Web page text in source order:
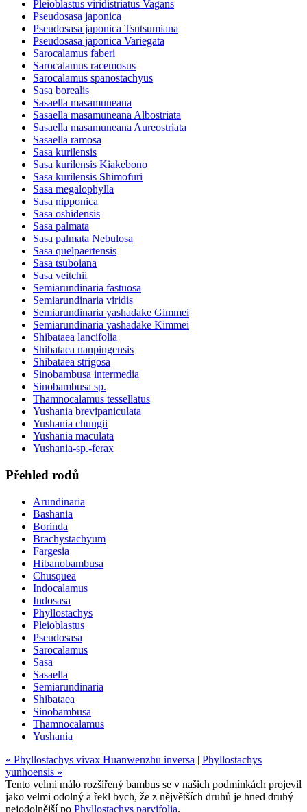
Pleioblastus viridistriatus Vagans
Pseudosasa japonica
Pseudosasa japonica Tsutsumiana
Pseudosasa japonica Variegata
Sarocalamus faberi
Sarocalamus racemosus
Sarocalamus spanostachyus
Sasa borealis
Sasaella masamuneana
Sasaella masamuneana Albostriata
Sasaella masamuneana Aureostriata
Sasaella ramosa
Sasa kurilensis
Sasa kurilensis Kiakebono
Sasa kurilensis Shimofuri
Sasa megalophylla
Sasa nipponica
Sasa oshidensis
Sasa palmata
Sasa palmata Nebulosa
Sasa quelpaertensis
Sasa tsuboiana
Sasa veitchii
Semiarundinaria fastuosa
Semiarundinaria viridis
Semiarundinaria yashadake Gimmei
Semiarundinaria yashadake Kimmei
Shibataea lancifolia
Shibataea nanpingensis
Shibataea strigosa
Sinobambusa intermedia
Sinobambusa sp.
Thamnocalamus tessellatus
Yushania brevipaniculata
Yushania chungii
Yushania maculata
Yushania-sp.-ferax
Přehled rodů
Arundinaria
Bashania
Borinda
Brachystachyum
Fargesia
Hibanobambusa
Chusquea
Indocalamus
Indosasa
Phyllostachys
Pleioblastus
Pseudosasa
Sarocalamus
Sasa
Sasaella
Semiarundinaria
Shibataea
Sinobambusa
Thamnocalamus
Yushania
« Phyllostachys vivax Huanwenzhu inversa | Phyllostachys
yunhoensis »
Tento velmi málo rozšířený bambus se v našich podmínkách projevil
jako velmi odolný a řekl bych, že z nějvětších druhů je hned druhý
nejodolnější po Phyllostachys parvifolia.